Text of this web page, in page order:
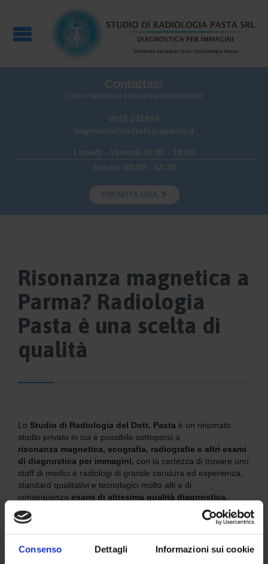
Consenso Dettagli Informazioni sui cookie
Contattaci
I nostri operatori sono a tua disposizione
0521 231894
segreteria@radiologiapasta.it
Lunedi - Venerdi 08:00 - 19:00
Sabato 08:00 - 12:30
PRENOTA ORA 
Risonanza magnetica a
Parma? Radiologia
Pasta è una scelta di
qualità
Lo Studio di Radiologia del Dott. Pasta è un rinomato
studio privato in cui è possibile sottoporsi a
risonanza magnetica, ecografia, radiografie e altri esami
di diagnostica per immagini, con la certezza di trovare uno
staff di medici e radiologi di grande caratura ed esperienza,
standard qualitativi e tecnologici molto alti e di
conseguenza esami di altissima qualità diagnostica.
Lostudio Pasta
qualità del servizio al
nella dotazione di attrezzature all’avanguardia.